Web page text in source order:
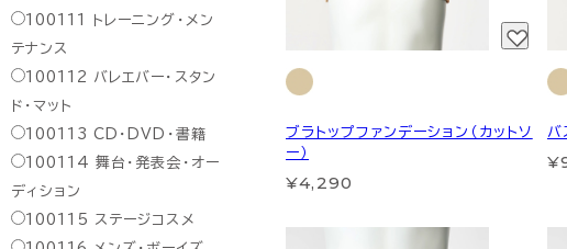
100111
トレーニング・メン
テナンス
100112
バレエバー・スタン
ド・マット
100113 CD・DVD・書籍
100114 舞台・発表会・オー
ディション
100115
ステージコスメ
ブラトップファンデーション（カットソ
ー）
¥4,290
バ